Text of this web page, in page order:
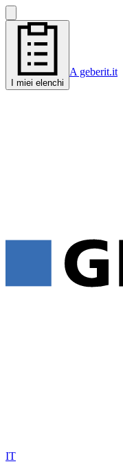
I miei elenchi
A geberit.it
IT